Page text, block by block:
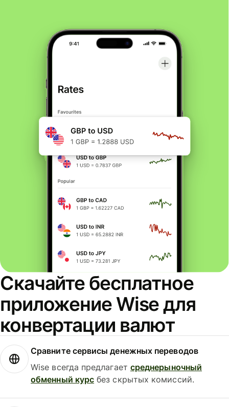
Скачайте бесплатное
приложение Wise для
конвертации валют
Сравните сервисы денежных переводов
Wise всегда предлагает среднерыночный
обменный курс без скрытых комиссий.